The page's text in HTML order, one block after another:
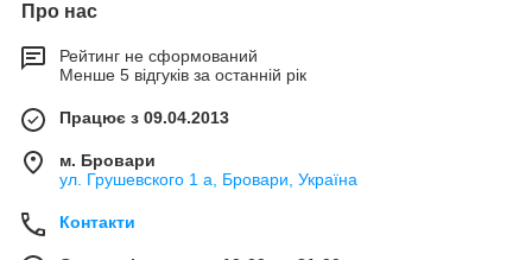
Про нас
Рейтинг не сформований
Менше 5 відгуків за останній рік
Працює з 09.04.2013
м. Бровари
ул. Грушевского 1 а, Бровари, Україна
Контакти